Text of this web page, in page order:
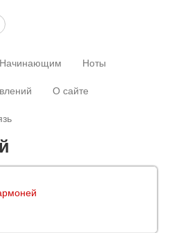
Начинающим
Ноты
О сайте